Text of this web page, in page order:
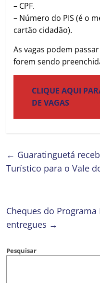
– CPF.
– Número do PIS (é o
cartão cidadão).
As vagas podem
forem sendo
CLIQUE AQUI
DE VAGAS
← Guaratinguetá
Turístico para o Vale
Cheques do
entregues →
Pesquisar